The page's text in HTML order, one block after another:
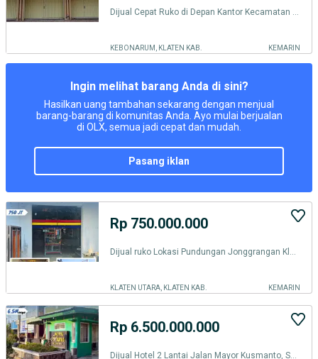
KEBONARUM, KLATEN KAB. KEMARIN
Ingin melihat barang Anda di sini?
Hasilkan uang tambahan sekarang dengan menjual
barang-barang di komunitas Anda. Ayo mulai berjualan
di OLX, semua jadi cepat dan mudah.
pasang iklan
Rp 750.000.000
KLATEN UTARA, KLATEN KAB. KEMARIN
Rp 6.500.000.000